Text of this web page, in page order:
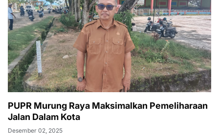
PUPR Murung Raya Maksimalkan Pemeliharaan
Jalan Dalam Kota
Desember 02, 2025